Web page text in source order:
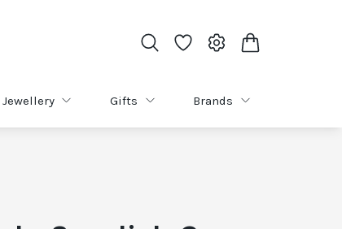
Jewellery Gifts Brands